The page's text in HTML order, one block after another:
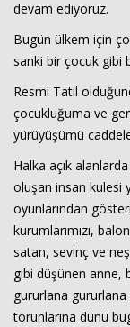
devam ediyoruz.
Bugün ülkem için
sanki bir çocuk gibi
Resmi Tatil
çocukluğuma ve
yürüyüşümü
Halka açık
oluşan insan kulesi
oyunlarından
kurumlarımızı,
satan, sevinç ve
gibi düşünen anne,
gururlana gururlana
torunlarına dünü